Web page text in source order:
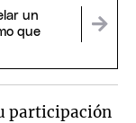
un
que
participación